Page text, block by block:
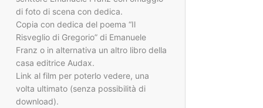
di foto di scena con dedica.
Copia con dedica del poema “Il
Risveglio di Gregorio” di Emanuele
Franz o in alternativa un altro libro della
casa editrice Audax.
Link al film per poterlo vedere, una
volta ultimato (senza possibilità di
download).